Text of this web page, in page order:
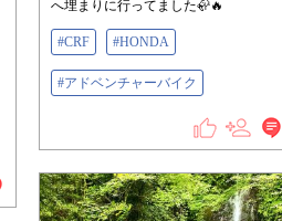
へ埋まりに行ってました🦣🔥
#CRF #HONDA
#アドベンチャーバイク